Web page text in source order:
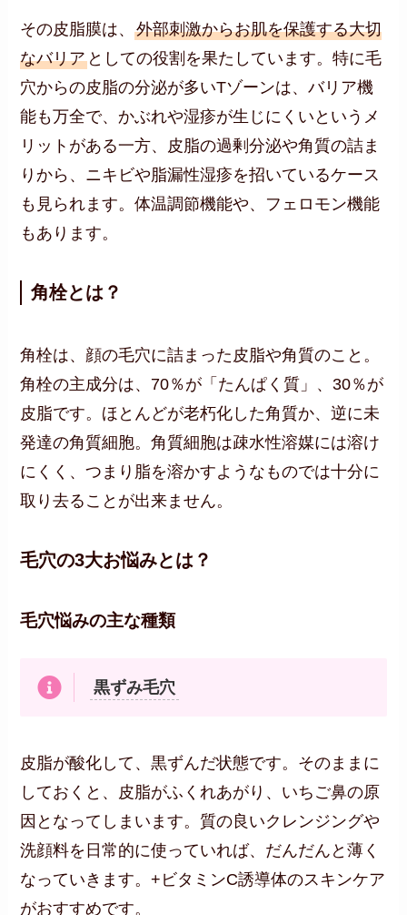
その皮脂膜は、外部刺激からお肌を保護する大切
なバリア としての役割を果たしています。特に毛
穴からの皮脂の分泌が多いTゾーンは、バリア機
能も万全で、かぶれや湿疹が生じにくいというメ
リットがある一方、皮脂の過剰分泌や角質の詰ま
りから、ニキビや脂漏性湿疹を招いているケース
も見られます。体温調節機能や、フェロモン機能
もあります。
角栓とは？
角栓は、顔の毛穴に詰まった皮脂や角質のこと。
角栓の主成分は、70％が「たんぱく質」、30％が
皮脂です。ほとんどが老朽化した角質か、逆に未
発達の角質細胞。角質細胞は疎水性溶媒には溶け
にくく、つまり脂を溶かすようなものでは十分に
取り去ることが出来ません。
毛穴の3大お悩みとは？
毛穴悩みの主な種類
黒ずみ毛穴
皮脂が酸化して、黒ずんだ状態です。そのままに
しておくと、皮脂がふくれあがり、いちご鼻の原
因となってしまいます。質の良いクレンジングや
洗顔料を日常的に使っていれば、だんだんと薄く
なっていきます。+ビタミンC誘導体のスキンケア
がおすすめです。